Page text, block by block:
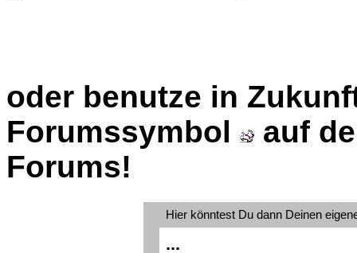
oder benutze in
Forumssymbol
auf
Forums!
Hier könntest Du dann Deinen
...